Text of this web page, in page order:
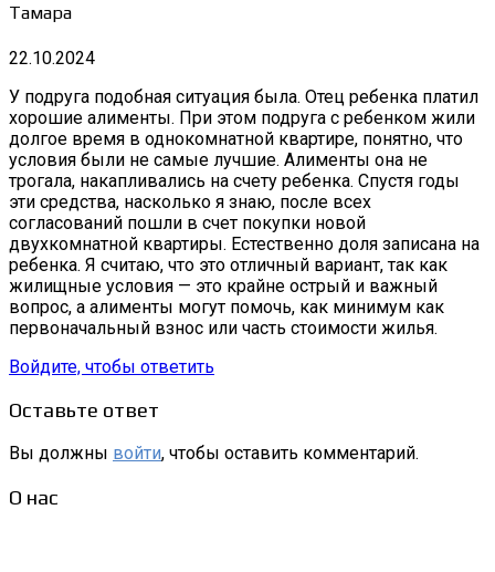
Тамара
22.10.2024
У подруга подобная ситуация была. Отец ребенка платил
хорошие алименты. При этом подруга с ребенком жили
долгое время в однокомнатной квартире, понятно, что
условия были не самые лучшие. Алименты она не
трогала, накапливались на счету ребенка. Спустя годы
эти средства, насколько я знаю, после всех
согласований пошли в счет покупки новой
двухкомнатной квартиры. Естественно доля записана на
ребенка. Я считаю, что это отличный вариант, так как
жилищные условия — это крайне острый и важный
вопрос, а алименты могут помочь, как минимум как
первоначальный взнос или часть стоимости жилья.
Войдите, чтобы ответить
Оставьте ответ
Вы должны войти, чтобы оставить комментарий.
О нас